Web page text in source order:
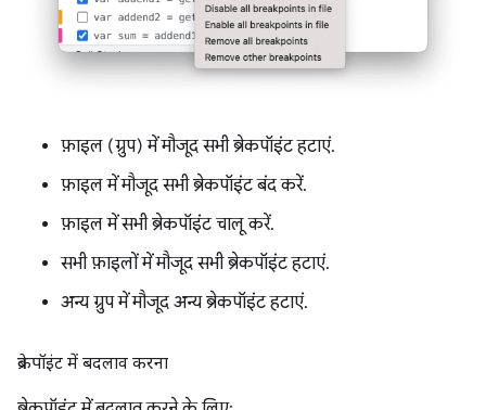
फ़ाइल (ग्रुप) में मौजूद सभी ब्रेकपॉइंट हटाएं.
फ़ाइल में मौजूद सभी ब्रेकपॉइंट बंद करें.
फ़ाइल में सभी ब्रेकपॉइंट चालू करें.
सभी फ़ाइलों में मौजूद सभी ब्रेकपॉइंट हटाएं.
अन्य ग्रुप में मौजूद अन्य ब्रेकपॉइंट हटाएं.
ब्रेकपॉइंट में बदलाव करना